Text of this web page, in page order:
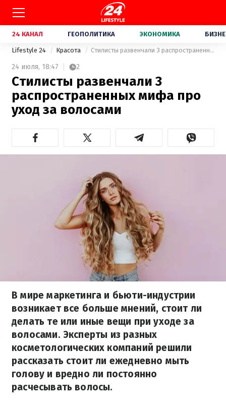
24 КАНАЛ ГЕОПОЛИТИКА ЭКОНОМИКА
Lifestyle 24 Красота Стилисты развенчали 3 распространенных мифа про уход за волосами
24 июля, 18:47 2
Стилисты развенчали 3
распространенных мифа про
уход за волосами
В мире маркетинга и бьюти-индустрии
возникает все больше мнений, стоит ли
делать те или иные вещи при уходе за
волосами. Эксперты из разных
косметологических компаний решили
рассказать стоит ли ежедневно мыть
голову и вредно ли постоянно
расчесывать волосы.